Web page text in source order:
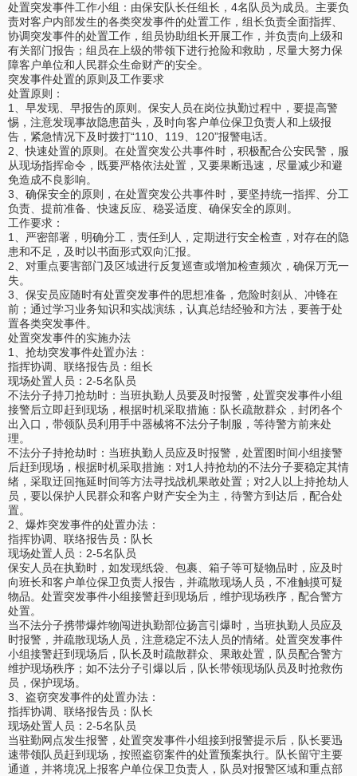
处置突发事件工作小组：由保安队长任组长，4名队员为成员。主要负
责对客户内部发生的各类突发事件的处置工作，组长负责全面指挥、
协调突发事件的处置工作，组员协助组长开展工作，并负责向上级和
有关部门报告；组员在上级的带领下进行抢险和救助，尽量大努力保
障客户单位和人民群众生命财产的安全。
突发事件处置的原则及工作要求
处置原则：
1、早发现、早报告的原则。保安人员在岗位执勤过程中，要提高警
惕，注意发现事故隐患苗头，及时向客户单位保卫负责人和上级报
告，紧急情况下及时拨打“110、119、120”报警电话。
2、快速处置的原则。在处置突发公共事件时，积极配合公安民警，服
从现场指挥命令，既要严格依法处置，又要果断迅速，尽量减少和避
免造成不良影响。
3、确保安全的原则，在处置突发公共事件时，要坚持统一指挥、分工
负责、提前准备、快速反应、稳妥适度、确保安全的原则。
工作要求：
1、严密部署，明确分工，责任到人，定期进行安全检查，对存在的隐
患和不足，及时以书面形式双向汇报。
2、对重点要害部门及区域进行反复巡查或增加检查频次，确保万无一
失。
3、保安员应随时有处置突发事件的思想准备，危险时刻从、冲锋在
前；通过学习业务知识和实战演练，认真总结经验和方法，要善于处
置各类突发事件。
处置突发事件的实施办法
1、抢劫突发事件处置办法：
指挥协调、联络报告员：组长
现场处置人员：2-5名队员
不法分子持刀抢劫时：当班执勤人员要及时报警，处置突发事件小组
接警后立即赶到现场，根据时机采取措施：队长疏散群众，封闭各个
出入口，带领队员利用手中器械将不法分子制服，等待警方前来处
理。
不法分子持抢劫时：当班执勤人员应及时报警，处置图时间小组接警
后赶到现场，根据时机采取措施：对1人持抢劫的不法分子要稳定其情
绪，采取迂回拖延时间等方法寻找战机果敢处置；对2人以上持抢劫人
员，要以保护人民群众和客户财产安全为主，待警方到达后，配合处
置。
2、爆炸突发事件的处置办法：
指挥协调、联络报告员：队长
现场处置人员：2-5名队员
保安人员在执勤时，如发现纸袋、包裹、箱子等可疑物品时，应及时
向班长和客户单位保卫负责人报告，并疏散现场人员，不准触摸可疑
物品。处置突发事件小组接警赶到现场后，维护现场秩序，配合警方
处置。
当不法分子携带爆炸物闯进执勤部位扬言引爆时，当班执勤人员应及
时报警，并疏散现场人员，注意稳定不法人员的情绪。处置突发事件
小组接警赶到现场后，队长及时疏散群众、果敢处置，队员配合警方
维护现场秩序；如不法分子引爆以后，队长带领现场队员及时抢救伤
员，保护现场。
3、盗窃突发事件的处置办法：
指挥协调、联络报告员：队长
现场处置人员：2-5名队员
当驻勤网点发生报警，处置突发事件小组接到报警提示后，队长要迅
速带领队员赶到现场，按照盗窃案件的处置预案执行。队长留守主要
通道，并将境况上报客户单位保卫负责人，队员对报警区域和重点部